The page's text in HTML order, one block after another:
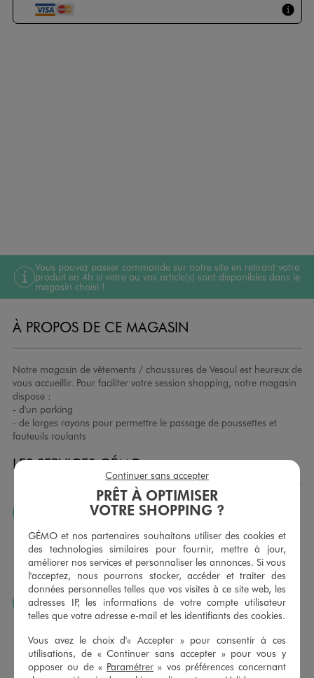
Vous pouvez passer commande sur notre site en retirant votre
produit en 4h si votre ou vos article(s) sont disponibles dans le
magasin choisi !
À PROPOS DE CE MAGASIN
Notre magasin de vêtements / chaussures de Vesoul est heureux de
vous accueillir. Pour faciliter votre session shopping, notre magasin
dispose :
- d'un parking
- de larges rayons pour permettre le passage de poussettes et
fauteuils roulants
LES SERVICES GÉMO
JE PEUX CHANGER D’AVIS
Nous échangeons et vous proposons un avoir ou un
remboursement pour tout article non porté, non retouché,
sous 30 jours, sur simple présentation du ticket de caisse,
dans tous les magasins GÉMO.
JE PEUX FAIRE RETOUCHER MES ARTICLES
Ourlets, ceintures… vous avez la possibilité de faire
retoucher vos articles textiles dans nos magasins. Les tarifs
sont à votre disposition sur simple demande. Voir
conditions en magasins.
PRÊT À OPTIMISER
VOTRE SHOPPING ?
GÉMO et nos partenaires souhaitons utiliser des cookies et
des technologies similaires pour fournir, mettre à jour,
améliorer nos services et personnaliser les annonces. Si vous
l'acceptez, nous pourrons stocker, accéder et traiter des
données personnelles telles que vos visites à ce site web, les
adresses IP, les informations de votre compte utilisateur
telles que votre adresse e-mail et les identifiants des cookies.
Vous avez le choix d'« Accepter » pour consentir à ces
utilisations, de « Continuer sans accepter » pour vous y
opposer ou de « Paramétrer » vos préférences concernant
Continuer sans accepter